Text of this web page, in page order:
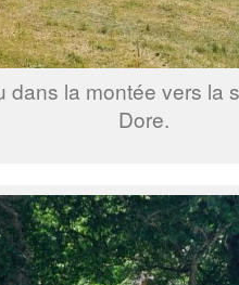
dans la montée vers la
Dore.